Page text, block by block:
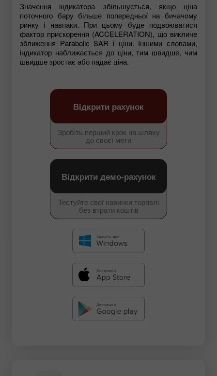
Значення індикатора збільшується, якщо ціна
поточного бару більше попередньої на бичачому
ринку і навпаки. При цьому буде подвоюватися
фактор прискорення (ACCELERATION), що викличе
зближення Parabolic SAR і ціни. Іншими словами,
індикатор наближається до ціни, тим швидше, чим
швидше зростає або падає ціна.
Зробіть перший крок на шляху
до своєї мети
Відкрити рахунок
Тестуйте свої навички торгівлі
без втрати коштів
Відкрити демо-рахунок